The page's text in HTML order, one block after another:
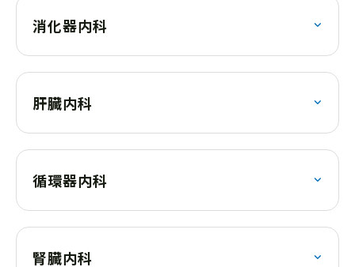
消化器内科
肝臓内科
循環器内科
腎臓内科